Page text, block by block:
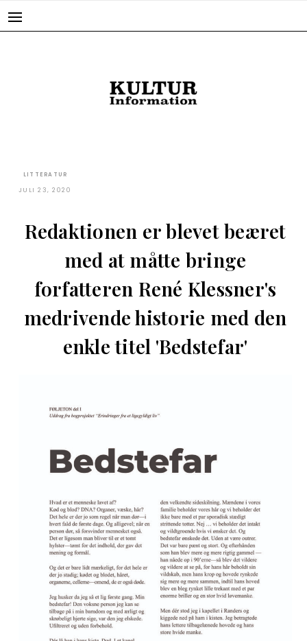
LITTERATUR
JULI 23, 2020
Redaktionen er blevet beæret
med at måtte bringe
forfatteren René Klessner's
medrivende historie med den
enkle titel 'Bedstefar'